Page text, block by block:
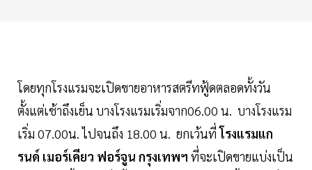
โดยทุกโรงแรมจะเปิดขายอาหารสตรีทฟู้ดตลอดทั้งวัน
ตั้งแต่เช้าถึงเย็น บางโรงแรมเริ่มจาก06.00 น. บางโรงแรม
เริ่ม 07.00น. ไปจนถึง 18.00 น. ยกเว้นที่โรงแรมแก
รนด์ เมอร์เคียว ฟอร์จูน กรุงเทพฯ ที่จะเปิดขายแบ่งเป็น